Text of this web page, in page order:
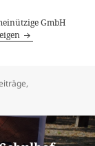
GmbH
,